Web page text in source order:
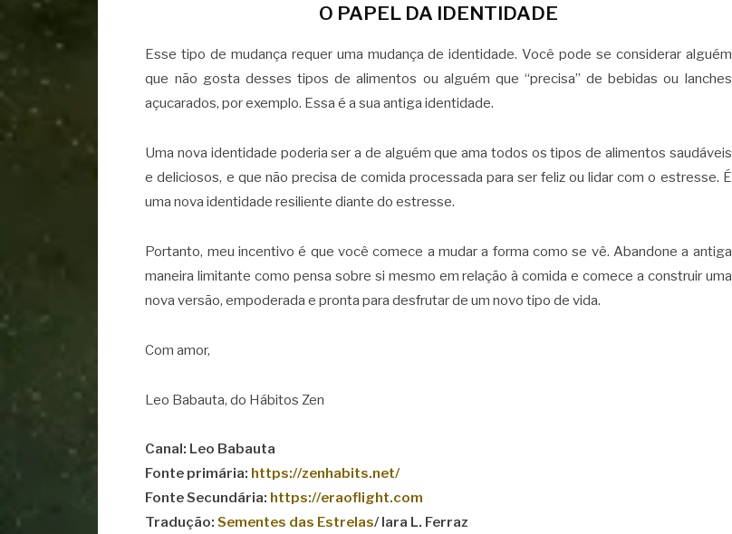
O PAPEL DA IDENTIDADE
Esse tipo de mudança requer uma mudança de identidade. Você pode se considerar alguém
que não gosta desses tipos de alimentos ou alguém que “precisa” de bebidas ou lanches
açucarados, por exemplo. Essa é a sua antiga identidade.
Uma nova identidade poderia ser a de alguém que ama todos os tipos de alimentos saudáveis
e deliciosos, e que não precisa de comida processada para ser feliz ou lidar com o estresse. É
uma nova identidade resiliente diante do estresse.
Portanto, meu incentivo é que você comece a mudar a forma como se vê. Abandone a antiga
maneira limitante como pensa sobre si mesmo em relação à comida e comece a construir uma
nova versão, empoderada e pronta para desfrutar de um novo tipo de vida.
Com amor,
Leo Babauta, do Hábitos Zen
Canal: Leo Babauta
Fonte primária: https://zenhabits.net/
Fonte Secundária: https://eraoflight.com
Tradução:Sementes das Estrelas/ Iara L. Ferraz